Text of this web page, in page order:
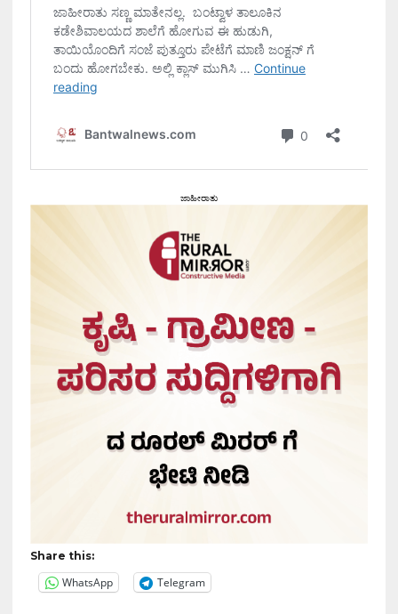
ಜಾಹೀರಾತು
Share this:
WhatsApp Telegram